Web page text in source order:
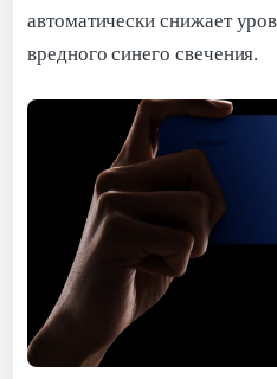
автоматически снижает
вредного синего свечения.